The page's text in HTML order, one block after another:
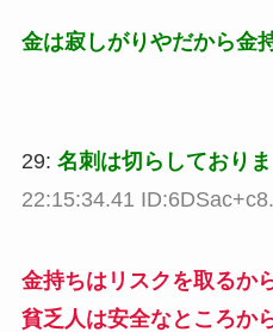
金は寂しがりやだから金
29: 名刺は切らしており
22:15:34.41
金持ちはリスクを取るか
貧乏人は安全なところか